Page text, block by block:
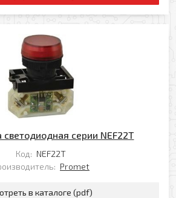
серии NEF22T
Код: NEF22T
Promet
в каталоге (pdf)